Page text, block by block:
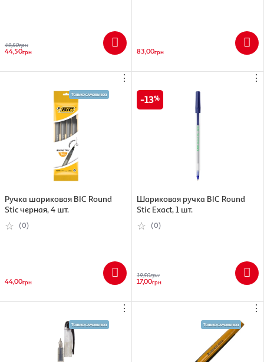
49,50грн
44,50грн 83,00грн
⋮
Ручка шариковая BIC Round
Stic черная, 4 шт.
(0)
44,00грн
⋮
13
Шариковая ручка BIC Round
Stic Exact, 1 шт.
(0)
19,50грн
17,00грн
⋮ ⋮